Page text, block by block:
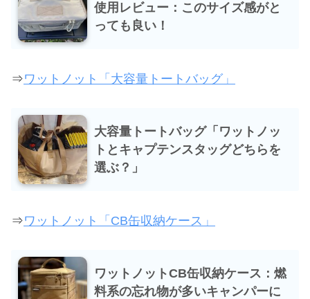
使用レビュー：このサイズ感がと
っても良い！
⇒ワットノット「大容量トートバッグ」
大容量トートバッグ「ワットノッ
トとキャプテンスタッグどちらを
選ぶ？」
⇒ワットノット「CB缶収納ケース」
ワットノットCB缶収納ケース：燃
料系の忘れ物が多いキャンパーに